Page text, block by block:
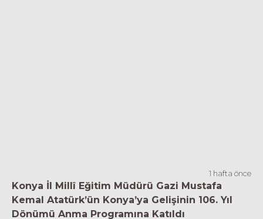
1 hafta önce
Konya İl Millî Eğitim Müdürü Gazi Mustafa
Kemal Atatürk’ün Konya’ya Gelişinin 106. Yıl
Dönümü Anma Programına Katıldı